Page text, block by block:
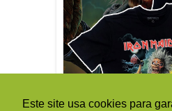
Este site usa cookies para